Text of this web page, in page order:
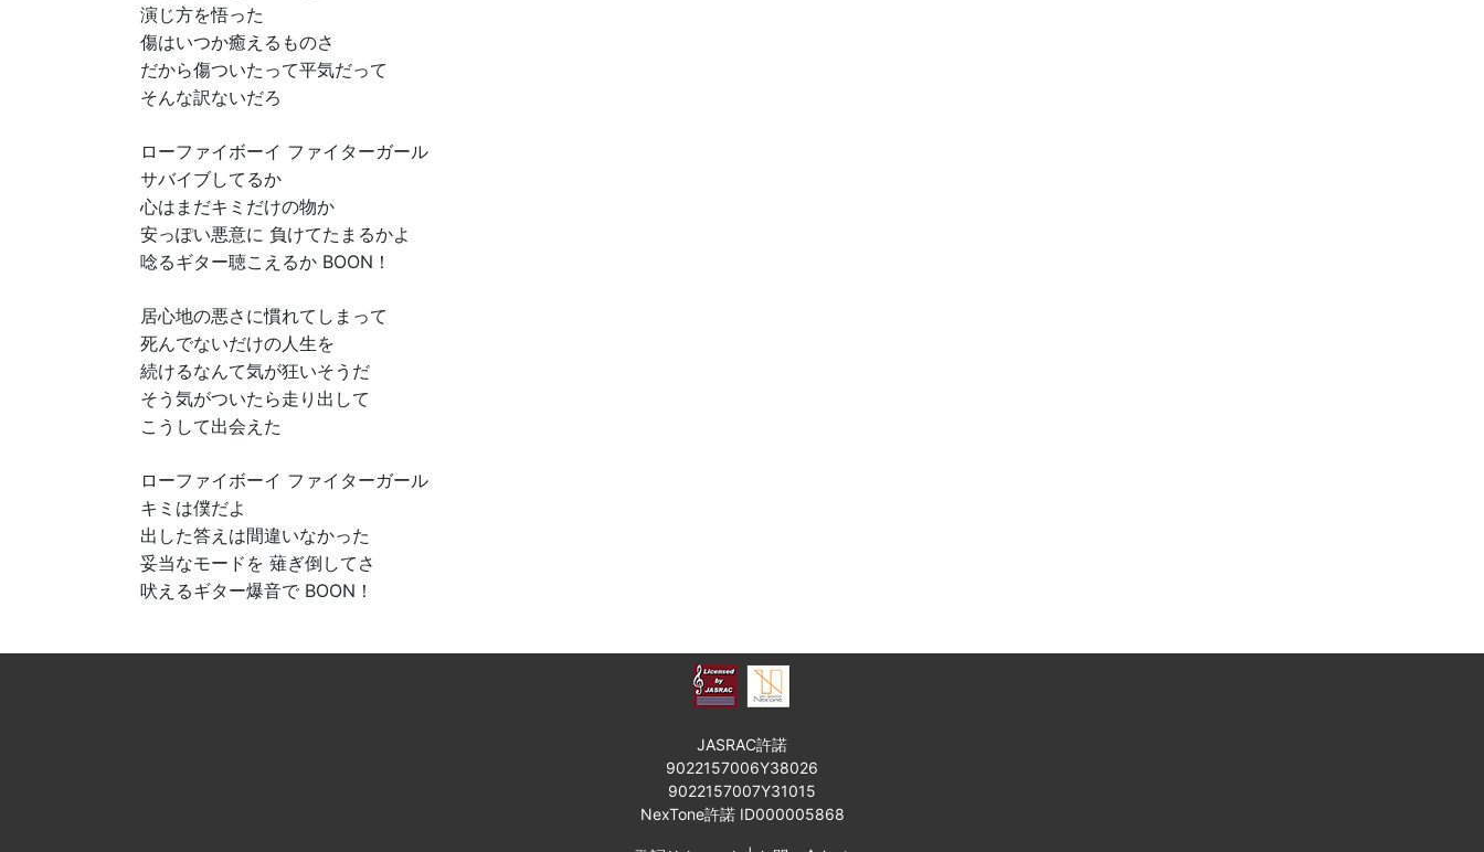
演じ方を悟った
傷はいつか癒えるものさ
だから傷ついたって平気だって
そんな訳ないだろ
ローファイボーイ ファイターガール
サバイブしてるか
心はまだキミだけの物か
安っぽい悪意に 負けてたまるかよ
唸るギター聴こえるか BOON！
居心地の悪さに慣れてしまって
死んでないだけの人生を
続けるなんて気が狂いそうだ
そう気がついたら走り出して
こうして出会えた
ローファイボーイ ファイターガール
キミは僕だよ
出した答えは間違いなかった
妥当なモードを 薙ぎ倒してさ
吠えるギター爆音で BOON！
JASRAC許諾
9022157006Y38026
9022157007Y31015
NexTone許諾 ID000005868